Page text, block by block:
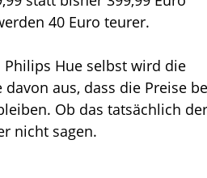
40 Euro teurer.
Hue selbst wird die
aus, dass die Preise
Ob das tatsächlich der
nicht sagen.